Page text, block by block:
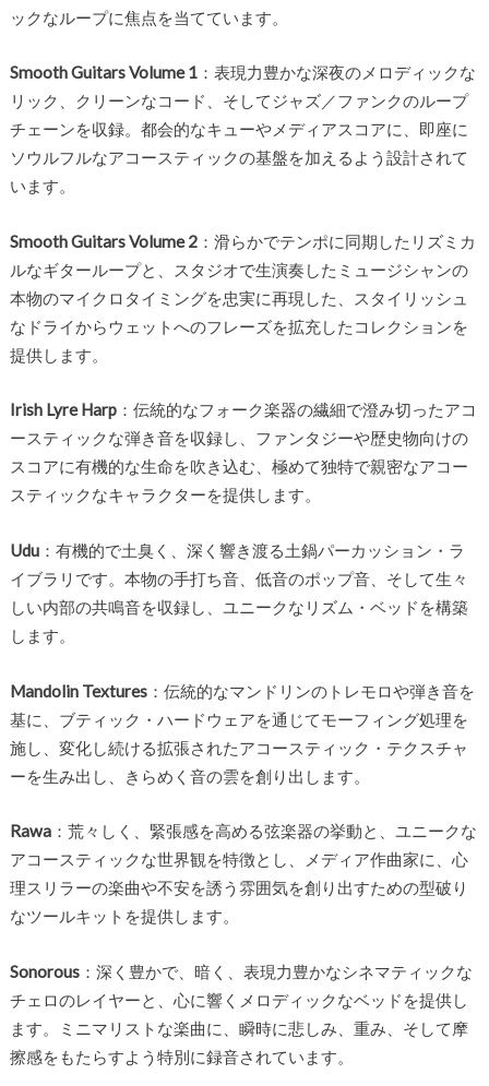
ックなループに焦点を当てています。
Smooth Guitars Volume 1：表現力豊かな深夜のメロディックな
リック、クリーンなコード、そしてジャズ／ファンクのループ
チェーンを収録。都会的なキューやメディアスコアに、即座に
ソウルフルなアコースティックの基盤を加えるよう設計されて
います。
Smooth Guitars Volume 2：滑らかでテンポに同期したリズミカ
ルなギターループと、スタジオで生演奏したミュージシャンの
本物のマイクロタイミングを忠実に再現した、スタイリッシュ
なドライからウェットへのフレーズを拡充したコレクションを
提供します。
Irish Lyre Harp：伝統的なフォーク楽器の繊細で澄み切ったアコ
ースティックな弾き音を収録し、ファンタジーや歴史物向けの
スコアに有機的な生命を吹き込む、極めて独特で親密なアコー
スティックなキャラクターを提供します。
Udu：有機的で土臭く、深く響き渡る土鍋パーカッション・ラ
イブラリです。本物の手打ち音、低音のポップ音、そして生々
しい内部の共鳴音を収録し、ユニークなリズム・ベッドを構築
します。
Mandolin Textures：伝統的なマンドリンのトレモロや弾き音を
基に、ブティック・ハードウェアを通じてモーフィング処理を
施し、変化し続ける拡張されたアコースティック・テクスチャ
ーを生み出し、きらめく音の雲を創り出します。
Rawa：荒々しく、緊張感を高める弦楽器の挙動と、ユニークな
アコースティックな世界観を特徴とし、メディア作曲家に、心
理スリラーの楽曲や不安を誘う雰囲気を創り出すための型破り
なツールキットを提供します。
Sonorous：深く豊かで、暗く、表現力豊かなシネマティックな
チェロのレイヤーと、心に響くメロディックなベッドを提供し
ます。ミニマリストな楽曲に、瞬時に悲しみ、重み、そして摩
擦感をもたらすよう特別に録音されています。